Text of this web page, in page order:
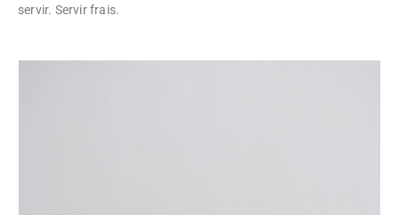
servir. Servir frais.